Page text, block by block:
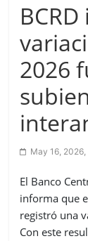
2026
May 16, 2026,
El Banco
informa que
registró una
Con este